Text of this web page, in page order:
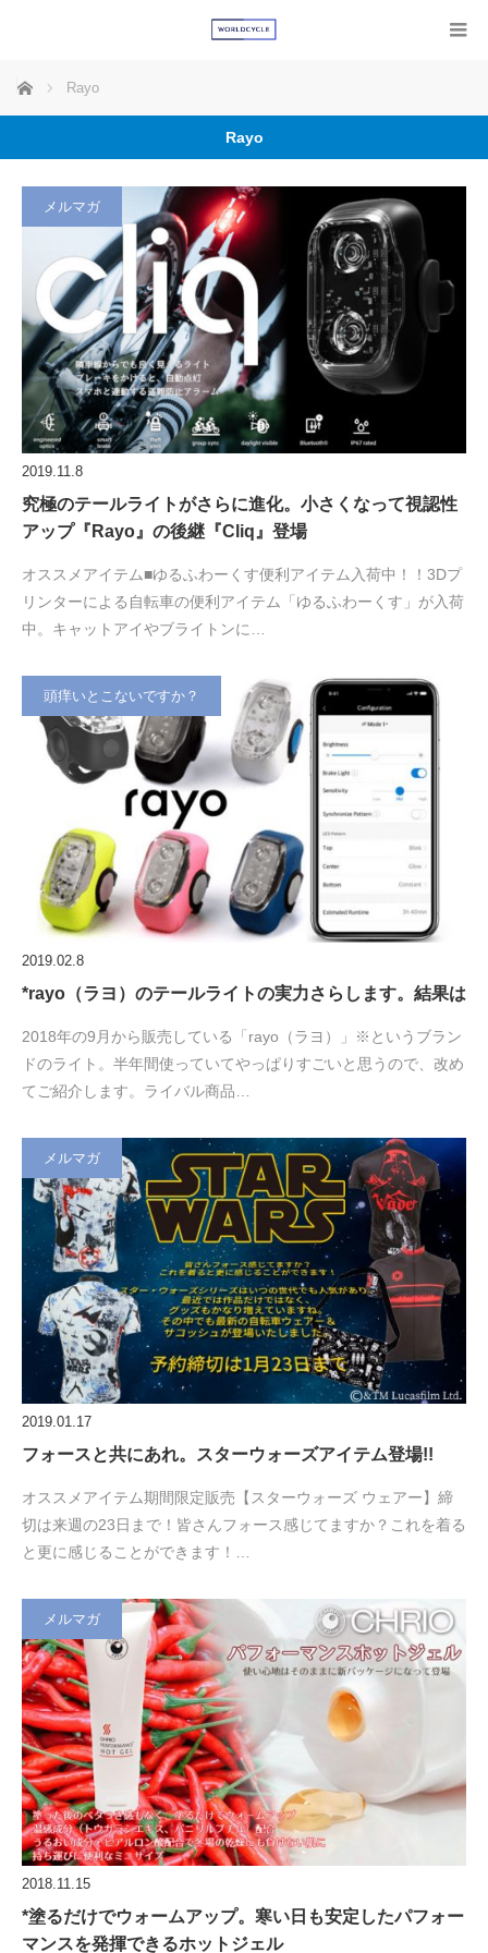
ホーム Rayo
Rayo
メルマガ
2019.11.8
究極のテールライトがさらに進化。小さくなって視認性
アップ『Rayo』の後継『Cliq』登場
オススメアイテム■ゆるふわーくす便利アイテム入荷中！！3Dプ
リンターによる自転車の便利アイテム「ゆるふわーくす」が入荷
中。キャットアイやブライトンに…
頭痒いとこないですか？
2019.02.8
*rayo（ラヨ）のテールライトの実力さらします。結果は
2018年の9月から販売している「rayo（ラヨ）」※というブラン
ドのライト。半年間使っていてやっぱりすごいと思うので、改め
てご紹介します。ライバル商品…
メルマガ
2019.01.17
フォースと共にあれ。スターウォーズアイテム登場!!
オススメアイテム期間限定販売【スターウォーズ ウェアー】締
切は来週の23日まで！皆さんフォース感じてますか？これを着る
と更に感じることができます！…
メルマガ
2018.11.15
*塗るだけでウォームアップ。寒い日も安定したパフォー
マンスを発揮できるホットジェル